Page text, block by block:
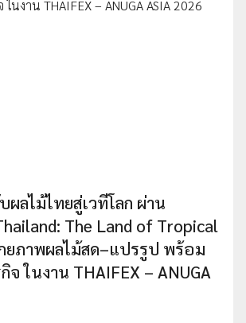
ผลไม้ไทยสู่เวทีโลก ผ่าน
The Land of Tropical
ยภาพผลไม้สด–แปรรูป พร้อม
จ ในงาน THAIFEX – ANUGA